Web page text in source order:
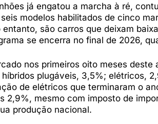
já engatou a marcha à ré,
modelos habilitados de cinco
são carros que deixam
se encerra no final de 2026,
nos primeiros oito meses
plugáveis, 3,5%; elétricos,
de elétricos que terminaram o
2,9%, mesmo com imposto de
produção nacional.